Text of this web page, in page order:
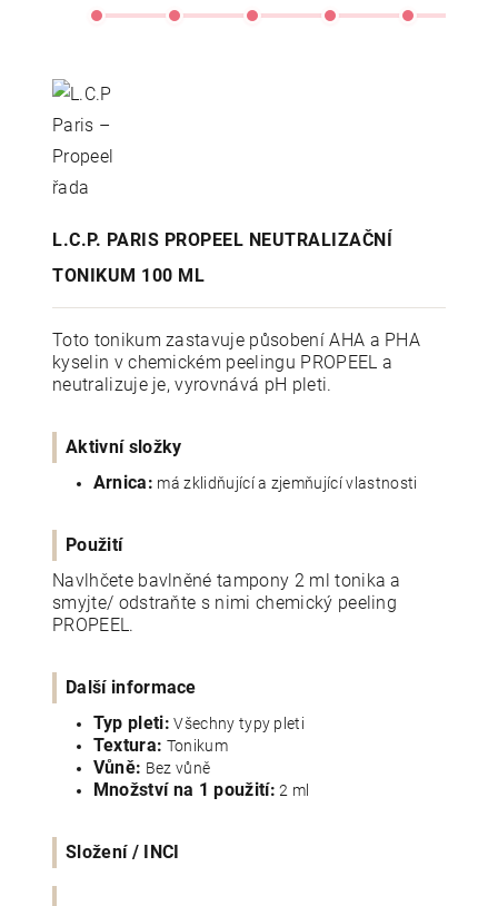
L.C.P. PARIS PROPEEL NEUTRALIZAČNÍ
TONIKUM 100 ML
Toto tonikum zastavuje působení AHA a PHA
kyselin v chemickém peelingu PROPEEL a
neutralizuje je, vyrovnává pH pleti.
Aktivní složky
Arnica: má zklidňující a zjemňující vlastnosti
Použití
Navlhčete bavlněné tampony 2 ml tonika a
smyjte/ odstraňte s nimi chemický peeling
PROPEEL.
Další informace
Typ pleti: Všechny typy pleti
Textura: Tonikum
Vůně: Bez vůně
Množství na 1 použití: 2 ml
Složení / INCI